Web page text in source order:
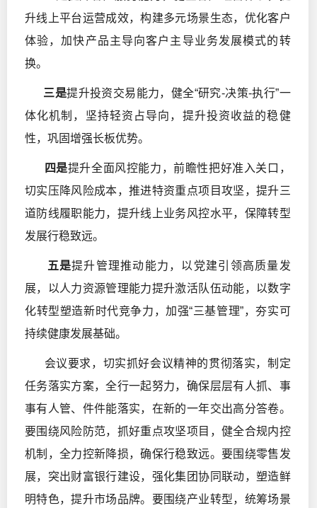
升线上平台运营成效，构建多元场景生态，优化客户
体验，加快产品主导向客户主导业务发展模式的转
换。
三是提升投资交易能力，健全“研究-决策-执行”一
体化机制，坚持轻资占导向，提升投资收益的稳健
性，巩固增强长板优势。
四是提升全面风控能力，前瞻性把好准入关口，
切实压降风险成本，推进特资重点项目攻坚，提升三
道防线履职能力，提升线上业务风控水平，保障转型
发展行稳致远。
五是提升管理推动能力，以党建引领高质量发
展，以人力资源管理能力提升激活队伍动能，以数字
化转型塑造新时代竞争力，加强“三基管理”，夯实可
持续健康发展基础。
会议要求，切实抓好会议精神的贯彻落实，制定
任务落实方案，全行一起努力，确保层层有人抓、事
事有人管、件件能落实，在新的一年交出高分答卷。
要围绕风险防范，抓好重点攻坚项目，健全合规内控
机制，全力控新降损，确保行稳致远。要围绕零售发
展，突出财富银行建设，强化集团协同联动，塑造鲜
明特色，提升市场品牌。要围绕产业转型，统筹场景